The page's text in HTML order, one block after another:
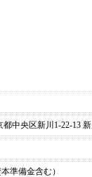
中央区新川1-22-13
準備金含む）